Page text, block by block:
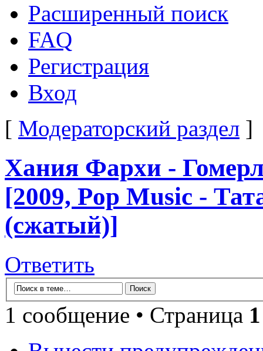
Расширенный поиск
FAQ
Регистрация
Вход
[ Модераторский раздел ]
Хания Фархи -
[2009, Pop Music -
(сжатый)]
Ответить
1 сообщение • Страница 1